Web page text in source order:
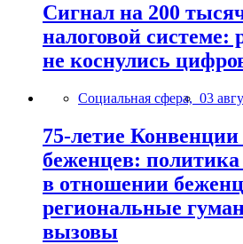
Сигнал на 200
налоговой системе:
не коснулись
Социальная сфера, 03
75-летие Конвенции
беженцев:
в отношении
региональные
вызовы